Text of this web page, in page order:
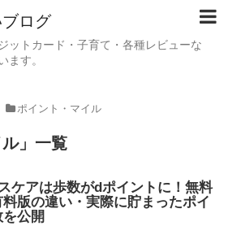
ログ
ットカード・子育て・各種レビューな
ます。
ポイント・マイル
」 一覧
ケアは歩数がdポイントに！無料
料版の違い・実際に貯まったポイ
公開